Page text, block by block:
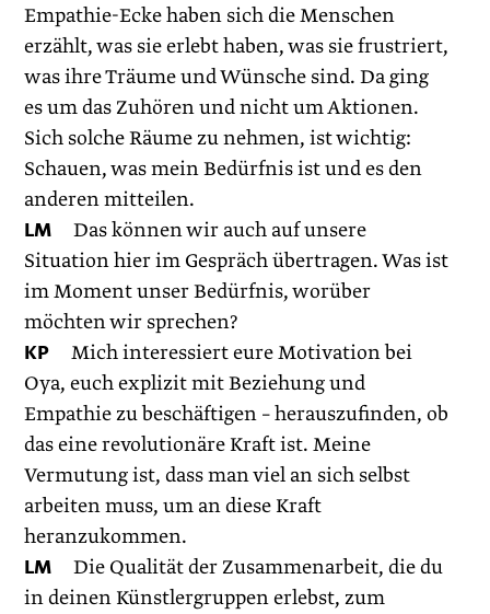
Empathie-Ecke haben sich die Menschen
erzählt, was sie erlebt haben, was sie frustriert,
was ihre Träume und Wünsche sind. Da ging
es um das Zuhören und nicht um Aktionen.
Sich solche Räume zu nehmen, ist wichtig:
Schauen, was mein Bedürfnis ist und es den
anderen mitteilen.
LM Das können wir auch auf unsere
Situation hier im Gespräch übertragen. Was ist
im Moment unser Bedürfnis, worüber
möchten wir sprechen?
KP Mich interessiert eure Motivation bei
Oya, euch explizit mit Beziehung und
Empathie zu beschäftigen – herauszufinden, ob
das eine revolutionäre Kraft ist. Meine
Vermutung ist, dass man viel an sich selbst
arbeiten muss, um an diese Kraft
heranzukommen.
LM Die Qualität der Zusammenarbeit, die du
in deinen Künstlergruppen erlebst, zum